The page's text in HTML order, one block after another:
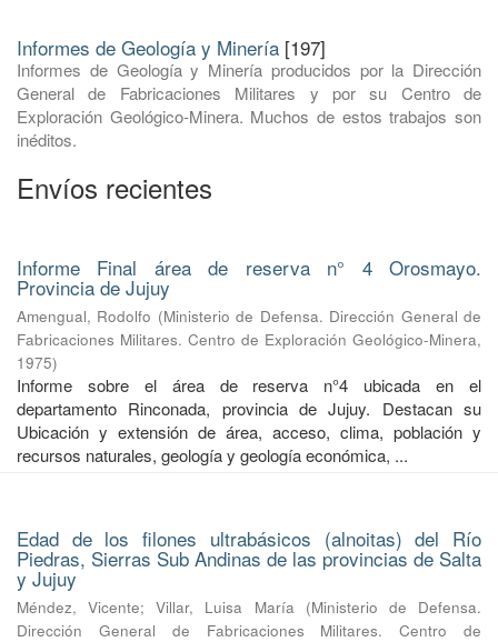
Informes de Geología y Minería [197]
Informes de Geología y Minería producidos por la Dirección
General de Fabricaciones Militares y por su Centro de
Exploración Geológico-Minera. Muchos de estos trabajos son
inéditos.
Envíos recientes
Informe Final área de reserva n° 4 Orosmayo.
Provincia de Jujuy
Amengual, Rodolfo (Ministerio de Defensa. Dirección General de
Fabricaciones Militares. Centro de Exploración Geológico-Minera,
1975)
Informe sobre el área de reserva n°4 ubicada en el
departamento Rinconada, provincia de Jujuy. Destacan su
Ubicación y extensión de área, acceso, clima, población y
recursos naturales, geología y geología económica, ...
Edad de los filones ultrabásicos (alnoitas) del Río
Piedras, Sierras Sub Andinas de las provincias de Salta
y Jujuy
Méndez, Vicente;Villar, Luisa María (Ministerio de Defensa.
Dirección General de Fabricaciones Militares. Centro de